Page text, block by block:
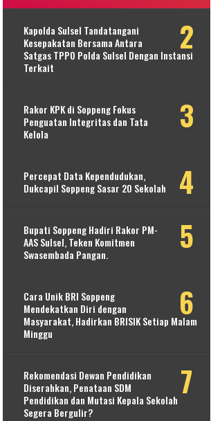
Kapolda Sulsel Tandatangani
Kesepakatan Bersama Antara
Satgas TPPO Polda Sulsel Dengan Instansi
Terkait
Rakor KPK di Soppeng Fokus
Penguatan Integritas dan Tata
Kelola
Percepat Data Kependudukan,
Dukcapil Soppeng Sasar 20 Sekolah
Bupati Soppeng Hadiri Rakor PM-
AAS Sulsel, Teken Komitmen
Swasembada Pangan.
Cara Unik BRI Soppeng
Mendekatkan Diri dengan
Masyarakat, Hadirkan BRISIK Setiap Malam
Minggu
Rekomendasi Dewan Pendidikan
Diserahkan, Penataan SDM
Pendidikan dan Mutasi Kepala Sekolah
Segera Bergulir?